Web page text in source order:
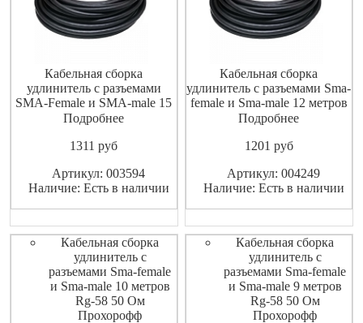
Кабельная сборка
удлинитель с разъемами
SMA-Female и SMA-male 15
метров RG-58 50 Ом
Подробнее
1311 pуб
Артикул: 003594
Наличие: Есть в наличии
Кабельная сборка
удлинитель с разъемами Sma-
female и Sma-male 12 метров
Rg-58 50 Ом Shopcarry
Подробнее
1201 pуб
Артикул: 004249
Наличие: Есть в наличии
Кабельная сборка
удлинитель с
разъемами Sma-female
и Sma-male 10 метров
Rg-58 50 Ом
Прохорофф
Кабельная сборка
удлинитель с
разъемами Sma-female
и Sma-male 9 метров
Rg-58 50 Ом
Прохорофф